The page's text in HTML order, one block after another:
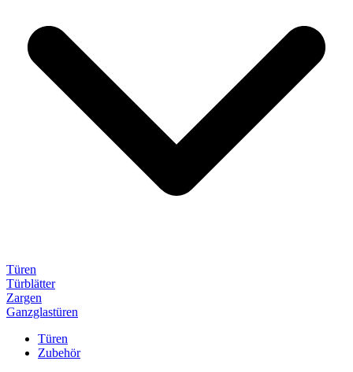
Türen
Türblätter
Zargen
Ganzglastüren
Türen
Zubehör